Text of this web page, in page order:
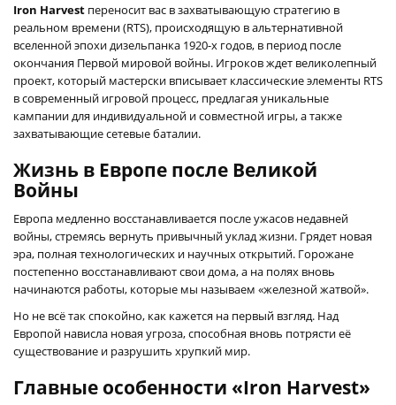
Iron Harvest переносит вас в захватывающую стратегию в
реальном времени (RTS), происходящую в альтернативной
вселенной эпохи дизельпанка 1920-х годов, в период после
окончания Первой мировой войны. Игроков ждет великолепный
проект, который мастерски вписывает классические элементы RTS
в современный игровой процесс, предлагая уникальные
кампании для индивидуальной и совместной игры, а также
захватывающие сетевые баталии.
Жизнь в Европе после Великой
Войны
Европа медленно восстанавливается после ужасов недавней
войны, стремясь вернуть привычный уклад жизни. Грядет новая
эра, полная технологических и научных открытий. Горожане
постепенно восстанавливают свои дома, а на полях вновь
начинаются работы, которые мы называем «железной жатвой».
Но не всё так спокойно, как кажется на первый взгляд. Над
Европой нависла новая угроза, способная вновь потрясти её
существование и разрушить хрупкий мир.
Главные особенности «Iron Harvest»